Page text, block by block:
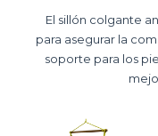
El sillón colgante
para asegurar la
soporte para los